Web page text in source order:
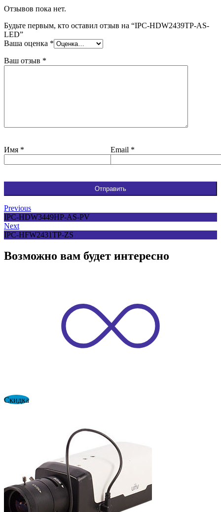
Отзывов пока нет.
Будьте первым, кто оставил отзыв на “IPC-HDW2439TP-AS-
LED”
Ваша оценка *
Ваш отзыв *
Имя * Email *
Previous
IPC-HDW3449HP-AS-PV
Next
IPC-HFW2431TP-ZS
Возможно вам будет интересно
Скидка